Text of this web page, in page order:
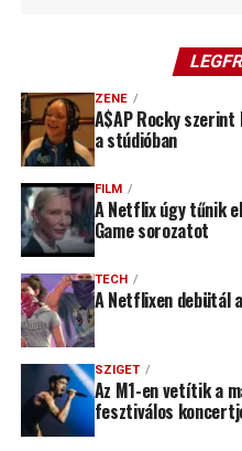
ZENE
A$AP Rocky szerint
a stúdióban
FILM
A Netflix úgy tűnik
Game sorozatot
TECH
A Netflixen debütál
SZIGET
Az M1-en vetítik a
fesztiválos